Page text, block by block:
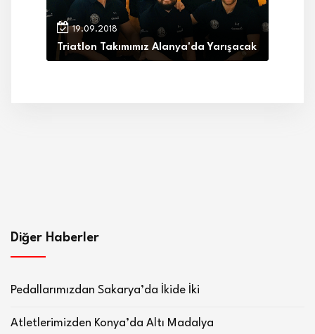
19.09.2018
Triatlon Takımımız Alanya'da Yarışacak
Diğer Haberler
Pedallarımızdan Sakarya’da İkide İki
Atletlerimizden Konya’da Altı Madalya